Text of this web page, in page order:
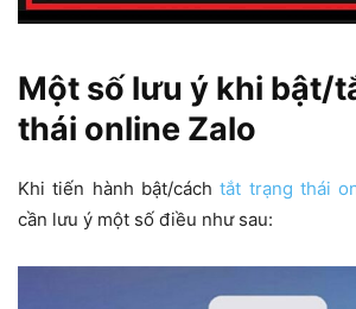
Một số lưu ý khi bật/
thái online Zalo
Khi tiến hành bật/cáchtắt trạng thái
cần lưu ý một số điều như sau: